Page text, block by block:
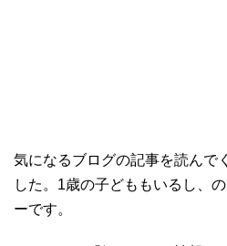
気になるブログの記事を読んで
した。1歳の子どももいるし、
ーです。